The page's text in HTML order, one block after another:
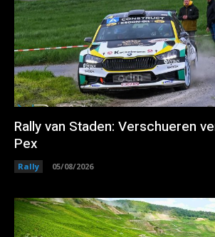
Rally van Staden: Verschueren
Pex
Rally 05/08/2026